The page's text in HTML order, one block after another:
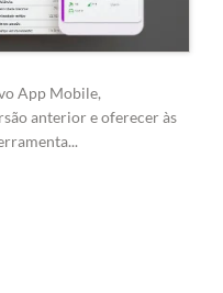
App Mobile,
anterior e oferecer às